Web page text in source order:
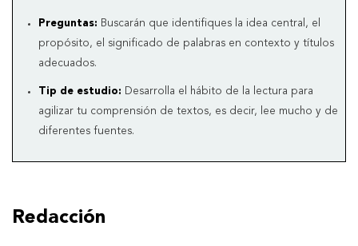
Preguntas: Buscarán que identifiques la idea central, el
propósito, el significado de palabras en contexto y títulos
adecuados.
Tip de estudio: Desarrolla el hábito de la lectura para
agilizar tu comprensión de textos, es decir, lee mucho y de
diferentes fuentes.
Redacción